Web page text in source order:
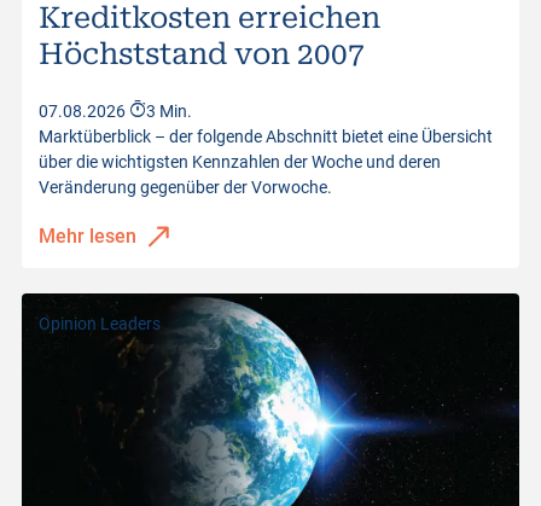
Kreditkosten erreichen
Höchststand von 2007
07.08.2026
3 Min.
Marktüberblick – der folgende Abschnitt bietet eine Übersicht
über die wichtigsten Kennzahlen der Woche und deren
Veränderung gegenüber der Vorwoche.
Mehr lesen
Opinion Leaders